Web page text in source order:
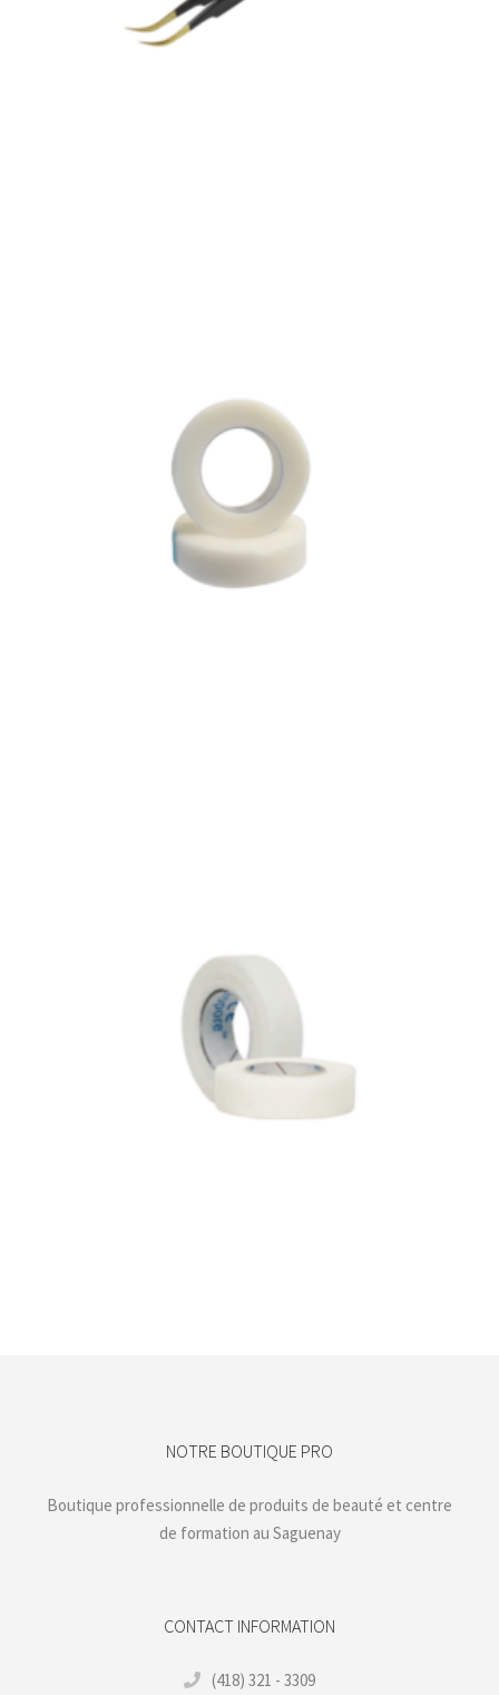
NOTRE BOUTIQUE PRO
Boutique professionnelle de produits de beauté et centre
de formation au Saguenay
CONTACT INFORMATION
(418) 321 - 3309